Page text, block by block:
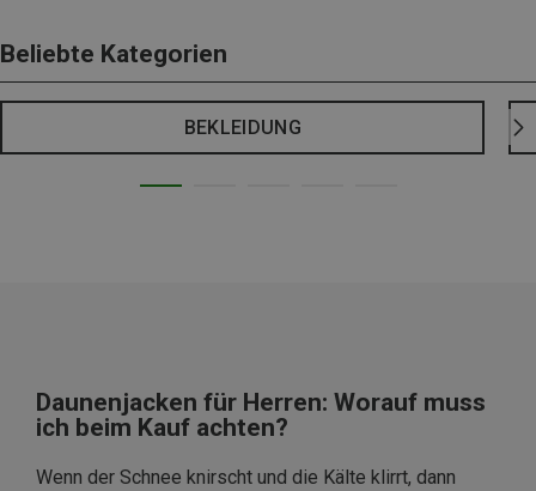
Beliebte Kategorien
BEKLEIDUNG
Daunenjacken für Herren: Worauf muss
ich beim Kauf achten?
Wenn der Schnee knirscht und die Kälte klirrt, dann